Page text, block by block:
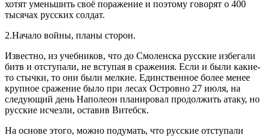
хотят уменьшить своё поражение и поэтому говорят о 400
тысячах русских солдат.
2.Начало войны, планы сторон.
Известно, из учебников, что до Смоленска русские избегали
битв и отступали, не вступая в сражения. Если и были какие-
то стычки, то они были мелкие. Единственное более менее
крупное сражение было при лесах Островно 27 июля, на
следующий день Наполеон планировал продолжить атаку, но
русские исчезли, оставив Витебск.
На основе этого, можно подумать, что русские отступали